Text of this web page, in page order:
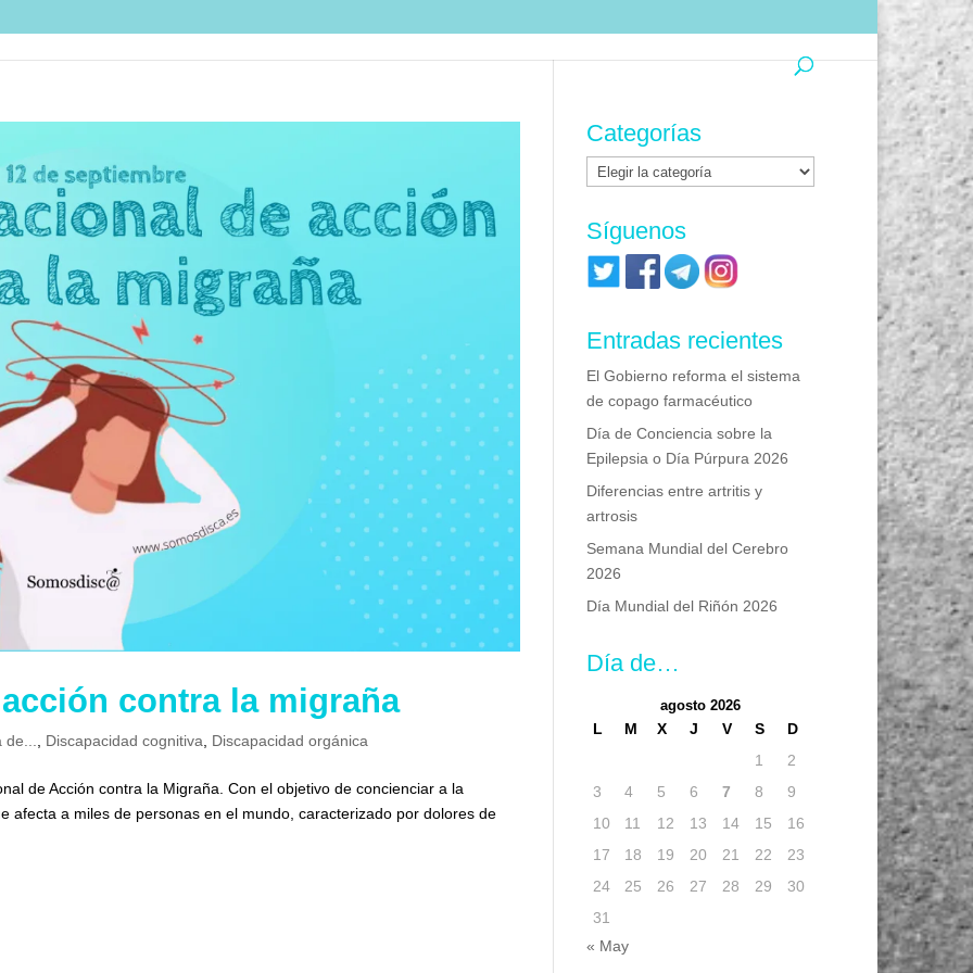
contra la migraña
Discapacidad cognitiva Discapacidad orgánica
de Acción contra la Migraña. Con el objetivo de concienciar a la
afecta a miles de personas en el mundo, caracterizado por dolores de
Categorías
Categorías
Síguenos
Entradas recientes
El Gobierno reforma el sistema
de copago farmacéutico
Día de Conciencia sobre la
Epilepsia o Día Púrpura 2026
Diferencias entre artritis y
artrosis
Semana Mundial del Cerebro
2026
Día Mundial del Riñón 2026
Día de…
agosto 2026
L M X J V S
D
1
2
3
4 5 6 7 8
9
10
11 12 13 14 15
16
17
18 19 20 21 22
23
24
25 26 27 28 29
30
31
« May